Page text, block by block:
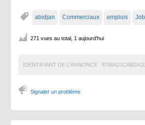
abidjan Commerciaux emplois Job
271 vues au total, 1 aujourd'hui
IDENTIFIANT DE L'ANNONCE :
Signaler un problème